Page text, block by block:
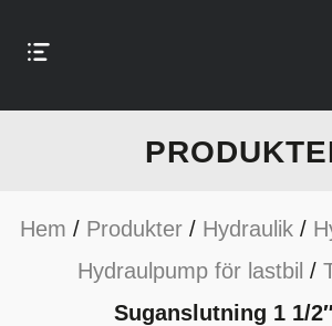
Hem / Produkter/ Hydraulik/
Hydraulpump för lastbil /
Suganslutning 1 1/